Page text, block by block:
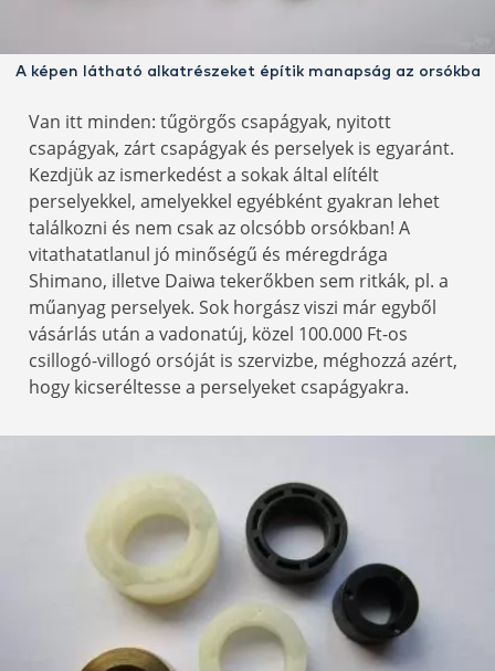
A képen látható alkatrészeket építik manapság az orsókba
Van itt minden: tűgörgős csapágyak, nyitott
csapágyak, zárt csapágyak és perselyek is egyaránt.
Kezdjük az ismerkedést a sokak által elítélt
perselyekkel, amelyekkel egyébként gyakran lehet
találkozni és nem csak az olcsóbb orsókban! A
vitathatatlanul jó minőségű és méregdrága
Shimano, illetve Daiwa tekerőkben sem ritkák, pl. a
műanyag perselyek. Sok horgász viszi már egyből
vásárlás után a vadonatúj, közel 100.000 Ft-os
csillogó-villogó orsóját is szervizbe, méghozzá azért,
hogy kicseréltesse a perselyeket csapágyakra.